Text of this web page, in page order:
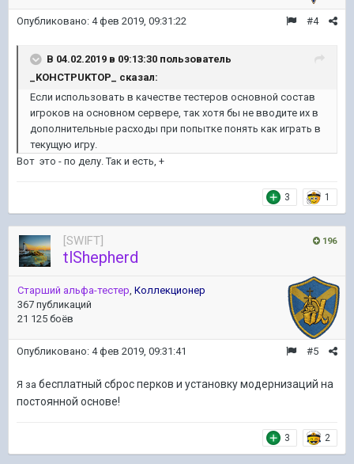
#4
Опубликовано: 4 фев 2019, 09:31:22
В 04.02.2019 в 09:13:30 пользователь
_KOHCTPUKTOP_
сказал:
Если использовать в качестве тестеров основной состав
игроков на основном сервере, так хотя бы не вводите их в
дополнительные расходы при попытке понять как играть в
текущую игру.
Вот это - по делу. Так и есть, +
3 1
196
[SWIFT]
tlShepherd
Старший альфа-тестер Коллекционер
367 публикаций
21 125 боёв
#5
Опубликовано: 4 фев 2019, 09:31:41
Я за бесплатный сброс перков и установку модернизаций на
постоянной основе!
3 2